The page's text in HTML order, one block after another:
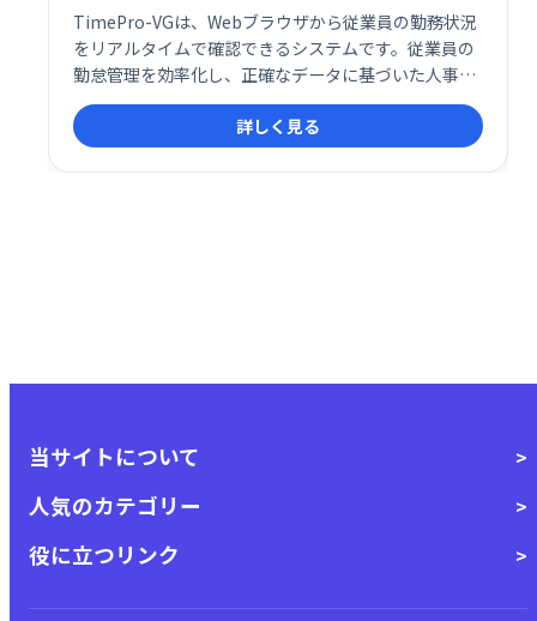
TimePro-VGは、Webブラウザから従業員の勤務状況
をリアルタイムで確認できるシステムです。従業員の
勤怠管理を効率化し、正確なデータに基づいた人事管
理を支援します。 リアルタイムな把握により、迅速な
対応や業務改善にも役立ちます。
詳しく見る
当サイトについて
人気のカテゴリー
役に立つリンク